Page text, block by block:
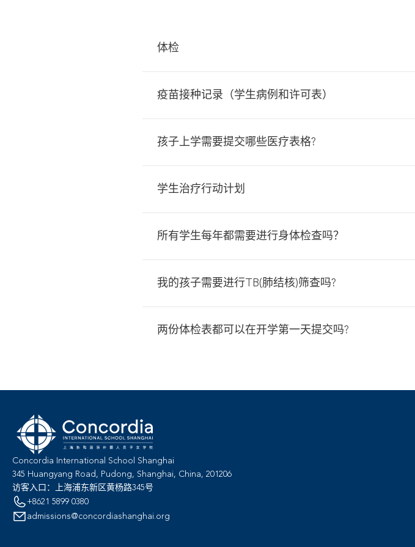
体检
疫苗接种记录（学生病例和许可表）
孩子上学需要提交哪些医疗表格?
学生治疗行动计划
所有学生每年都需要进行身体检查吗？
我的孩子需要进行TB(肺结核)筛查吗?
两份体检表都可以在开学第一天提交吗?
Concordia International School Shanghai
345 Huangyang Road, Pudong, Shanghai, China, 201206
访客入口：上海浦东新区黄杨路345号
+8621 5899 0380
admissions@concordiashanghai.org